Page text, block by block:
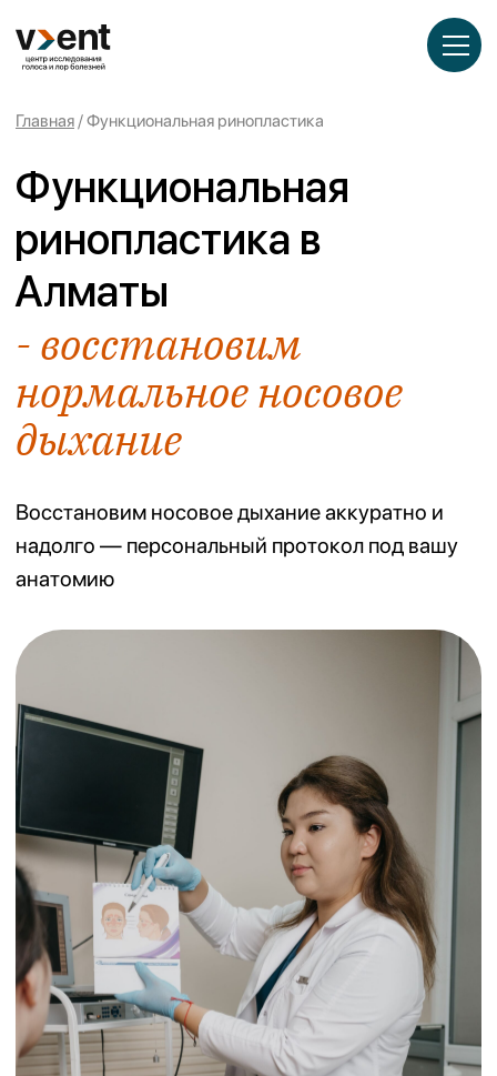
Записаться на прием
- восстановим
нормальное носовое
дыхание
8
Функциональная
ринопластика в
Алматы
Восстановим носовое дыхание аккуратно и
надолго — персональный протокол под вашу
анатомию